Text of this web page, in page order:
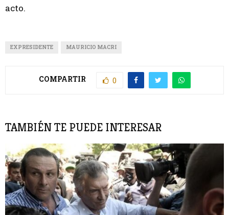
acto.
EXPRESIDENTE MAURICIO MACRI
COMPARTIR 0
TAMBIÉN TE PUEDE INTERESAR